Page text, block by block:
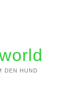
DEN HUND